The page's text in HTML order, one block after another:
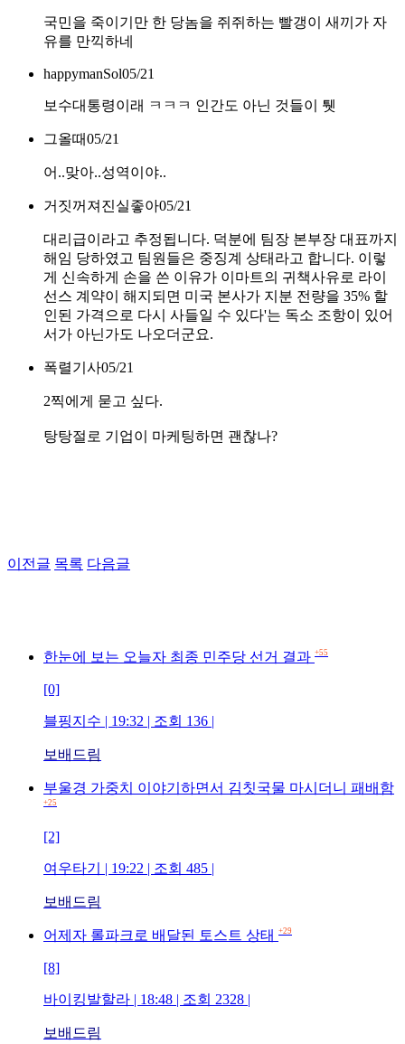
국민을 죽이기만 한 당놈을 쥐쥐하는 빨갱이 새끼가 자
유를 만끽하네
happymanSol05/21
보수대통령이래 ㅋㅋㅋ 인간도 아닌 것들이 퉷
그올때05/21
어..맞아..성역이야..
거짓꺼져진실좋아05/21
대리급이라고 추정됩니다. 덕분에 팀장 본부장 대표까지
해임 당하였고 팀원들은 중징계 상태라고 합니다. 이렇
게 신속하게 손을 쓴 이유가 이마트의 귀책사유로 라이
선스 계약이 해지되면 미국 본사가 지분 전량을 35% 할
인된 가격으로 다시 사들일 수 있다'는 독소 조항이 있어
서가 아닌가도 나오더군요.
폭렬기사05/21
2찍에게 묻고 싶다.
탕탕절로 기업이 마케팅하면 괜찮나?
이전글 목록 다음글
한눈에 보는 오늘자 최종 민주당 선거 결과 +55
[0]
블핑지수 | 19:32 | 조회 136 |
보배드림
부울경 가중치 이야기하면서 김칫국물 마시더니 패배함
+25
[2]
여우타기 | 19:22 | 조회 485 |
보배드림
어제자 롤파크로 배달된 토스트 상태 +29
[8]
바이킹발할라 | 18:48 | 조회 2328 |
보배드림